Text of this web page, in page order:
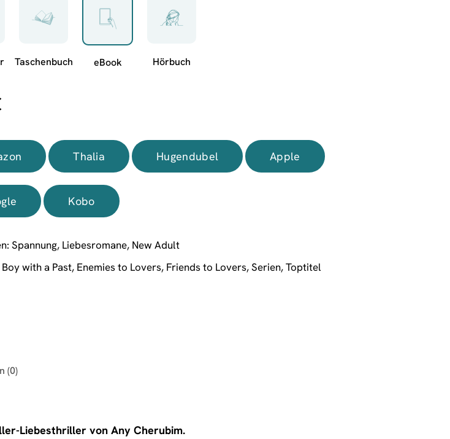
Thalia Hugendubel Apple
Kobo
Spannung, Liebesromane, New Adult
Boy with a Past, Enemies to Lovers, Friends to Lovers,Serien,Toptitel
(0)
Liebesthriller von Any Cherubim.